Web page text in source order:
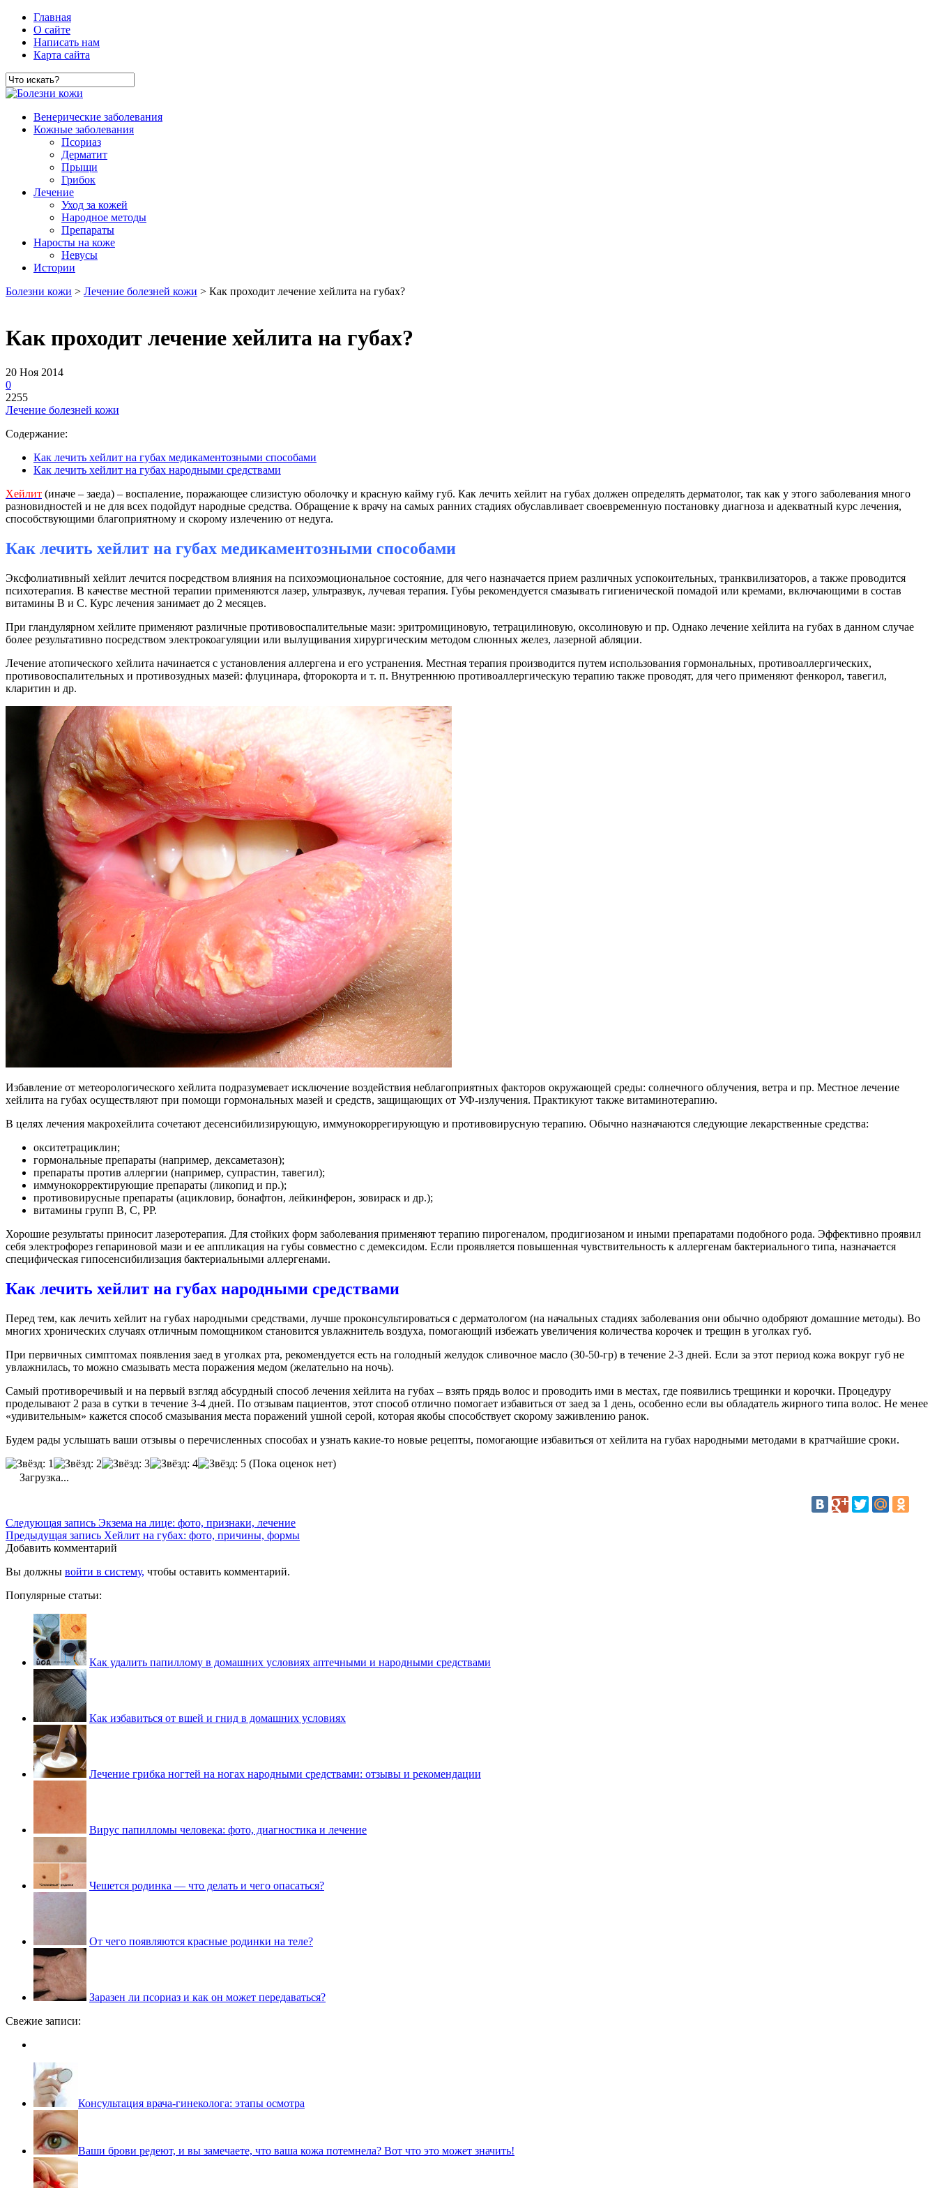
Главная
О сайте
Написать нам
Карта сайта
Венерические заболевания
Кожные заболевания
Псориаз
Дерматит
Прыщи
Грибок
Лечение
Уход за кожей
Народное методы
Препараты
Наросты на коже
Невусы
Истории
Болезни кожи > Лечение болезней кожи > Как проходит лечение хейлита на губах?
Как проходит лечение хейлита на губах?
20 Ноя 2014
0
2255
Лечение болезней кожи
Содержание:
Как лечить хейлит на губах медикаментозными способами
Как лечить хейлит на губах народными средствами
Хейлит (иначе – заеда) – воспаление, поражающее слизистую оболочку и красную кайму губ. Как лечить хейлит на губах должен определять дерматолог, так как у этого заболевания много
разновидностей и не для всех подойдут народные средства. Обращение к врачу на самых ранних стадиях обуславливает своевременную постановку диагноза и адекватный курс лечения,
способствующими благоприятному и скорому излечению от недуга.
Как лечить хейлит на губах медикаментозными способами
Эксфолиативный хейлит лечится посредством влияния на психоэмоциональное состояние, для чего назначается прием различных успокоительных, транквилизаторов, а также проводится
психотерапия. В качестве местной терапии применяются лазер, ультразвук, лучевая терапия. Губы рекомендуется смазывать гигиенической помадой или кремами, включающими в состав
витамины В и С. Курс лечения занимает до 2 месяцев.
При гландулярном хейлите применяют различные противовоспалительные мази: эритромициновую, тетрацилиновую, оксолиновую и пр. Однако лечение хейлита на губах в данном случае
более результативно посредством электрокоагуляции или вылущивания хирургическим методом слюнных желез, лазерной абляции.
Лечение атопического хейлита начинается с установления аллергена и его устранения. Местная терапия производится путем использования гормональных, противоаллергических,
противовоспалительных и противозудных мазей: флуцинара, фторокорта и т. п. Внутреннюю противоаллергическую терапию также проводят, для чего применяют фенкорол, тавегил,
кларитин и др.
Избавление от метеорологического хейлита подразумевает исключение воздействия неблагоприятных факторов окружающей среды: солнечного облучения, ветра и пр. Местное лечение
хейлита на губах осуществляют при помощи гормональных мазей и средств, защищающих от УФ-излучения. Практикуют также витаминотерапию.
В целях лечения макрохейлита сочетают десенсибилизирующую, иммунокоррегирующую и противовирусную терапию. Обычно назначаются следующие лекарственные средства:
окситетрациклин;
гормональные препараты (например, дексаметазон);
препараты против аллергии (например, супрастин, тавегил);
иммунокорректирующие препараты (ликопид и пр.);
противовирусные препараты (ацикловир, бонафтон, лейкинферон, зовираск и др.);
витамины групп В, С, РР.
Хорошие результаты приносит лазеротерапия. Для стойких форм заболевания применяют терапию пирогеналом, продигиозаном и иными препаратами подобного рода. Эффективно проявил
себя электрофорез гепариновой мази и ее аппликация на губы совместно с демексидом. Если проявляется повышенная чувствительность к аллергенам бактериального типа, назначается
специфическая гипосенсибилизация бактериальными аллергенами.
Как лечить хейлит на губах народными средствами
Перед тем, как лечить хейлит на губах народными средствами, лучше проконсультироваться с дерматологом (на начальных стадиях заболевания они обычно одобряют домашние методы). Во
многих хронических случаях отличным помощником становится увлажнитель воздуха, помогающий избежать увеличения количества корочек и трещин в уголках губ.
При первичных симптомах появления заед в уголках рта, рекомендуется есть на голодный желудок сливочное масло (30-50-гр) в течение 2-3 дней. Если за этот период кожа вокруг губ не
увлажнилась, то можно смазывать места поражения медом (желательно на ночь).
Самый противоречивый и на первый взгляд абсурдный способ лечения хейлита на губах – взять прядь волос и проводить ими в местах, где появились трещинки и корочки. Процедуру
проделывают 2 раза в сутки в течение 3-4 дней. По отзывам пациентов, этот способ отлично помогает избавиться от заед за 1 день, особенно если вы обладатель жирного типа волос. Не менее
«удивительным» кажется способ смазывания места поражений ушной серой, которая якобы способствует скорому заживлению ранок.
Будем рады услышать ваши отзывы о перечисленных способах и узнать какие-то новые рецепты, помогающие избавиться от хейлита на губах народными методами в кратчайшие сроки.
(Пока оценок нет)
Загрузка...
Следующая запись Экзема на лице: фото, признаки, лечение
Предыдущая запись Хейлит на губах: фото, причины, формы
Добавить комментарий
Вы должны войти в систему, чтобы оставить комментарий.
Популярные статьи:
Как удалить папиллому в домашних условиях аптечными и народными средствами
Как избавиться от вшей и гнид в домашних условиях
Лечение грибка ногтей на ногах народными средствами: отзывы и рекомендации
Вирус папилломы человека: фото, диагностика и лечение
Чешется родинка — что делать и чего опасаться?
От чего появляются красные родинки на теле?
Заразен ли псориаз и как он может передаваться?
Свежие записи:
Консультация врача-гинеколога: этапы осмотра
Ваши брови редеют, и вы замечаете, что ваша кожа потемнела? Вот что это может значить!